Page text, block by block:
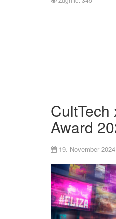
CultTech
Award
19. November 2024